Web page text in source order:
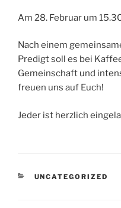
Am 28. Februar um
Nach einem
Predigt soll es bei
Gemeinschaft und
freuen uns auf Euch!
Jeder ist herzlich
KATEGORIEN
UNCATEGORIZED